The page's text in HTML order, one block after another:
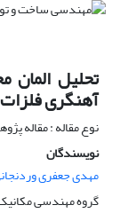
تحلیل المان
آهنگری فلزات
نوع مقاله : مقاله
نویسندگان
مهدی جعفری
گروه مهندسی